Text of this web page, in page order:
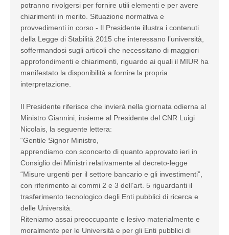
potranno rivolgersi per fornire utili elementi e per avere
chiarimenti in merito. Situazione normativa e
provvedimenti in corso - Il Presidente illustra i contenuti
della Legge di Stabilità 2015 che interessano l’università,
soffermandosi sugli articoli che necessitano di maggiori
approfondimenti e chiarimenti, riguardo ai quali il MIUR ha
manifestato la disponibilità a fornire la propria
interpretazione.
Il Presidente riferisce che invierà nella giornata odierna al
Ministro Giannini, insieme al Presidente del CNR Luigi
Nicolais, la seguente lettera:
“Gentile Signor Ministro,
apprendiamo con sconcerto di quanto approvato ieri in
Consiglio dei Ministri relativamente al decreto-legge
“Misure urgenti per il settore bancario e gli investimenti”,
con riferimento ai commi 2 e 3 dell’art. 5 riguardanti il
trasferimento tecnologico degli Enti pubblici di ricerca e
delle Università.
Riteniamo assai preoccupante e lesivo materialmente e
moralmente per le Università e per gli Enti pubblici di